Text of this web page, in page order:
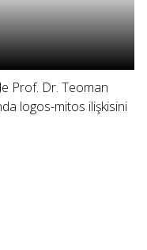
Prof. Dr. Teoman
logos-mitos ilişkisini